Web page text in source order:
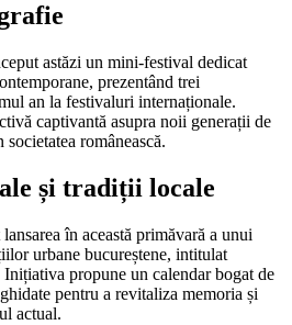
astăzi un mini-festival dedicat
prezentând trei
an la festivaluri internaționale.
captivantă asupra noii generații de
românească.
și tradiții locale
în această primăvară a unui
urbane bucureștene, intitulat
propune un calendar bogat de
pentru a revitaliza memoria și
actual.